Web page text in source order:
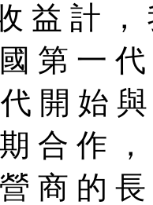
益 計
第 一
開 始
合 作
商 的